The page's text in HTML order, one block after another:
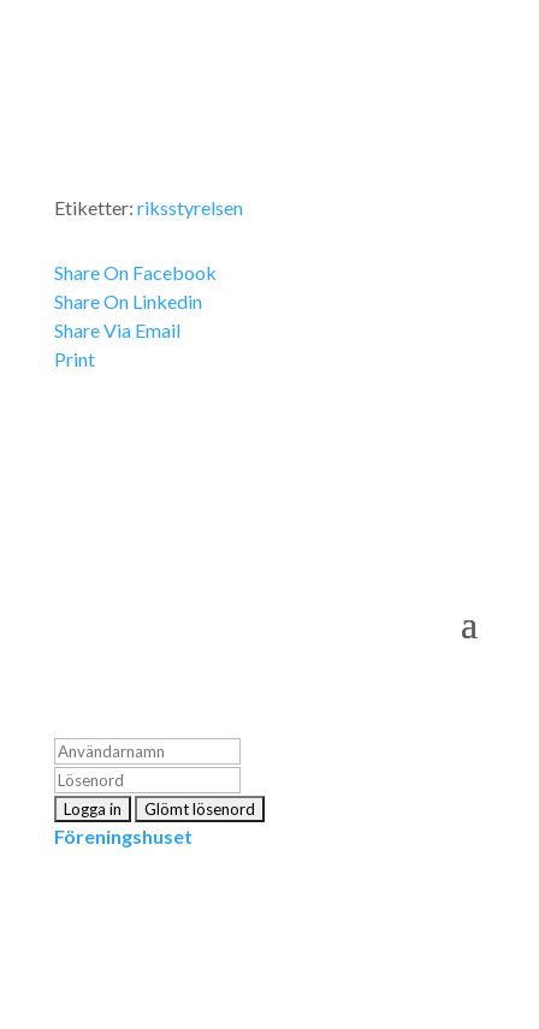
Etiketter: riksstyrelsen
Share On Facebook
Share On Linkedin
Share Via Email
Print
Föreningshuset